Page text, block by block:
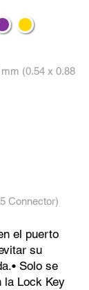
(0.54 x 0.88
Connector)
el puerto
su
Solo se
la Lock Key